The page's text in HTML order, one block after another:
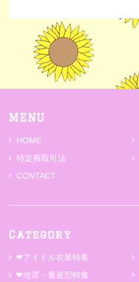
MENU
HOME
特定商取引法
CONTACT
Category
❤アイドル衣装特集
❤地雷・量産型特集